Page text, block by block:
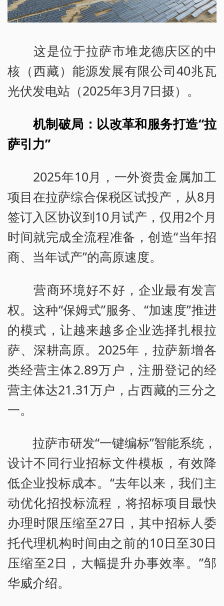
这是位于拉萨市堆龙德庆区的中
核（西藏）能源发展有限公司40兆瓦
光伏发电站（2025年3月7日摄）。
机制破局：以改革和服务打造“拉
萨引力”
2025年10月，一外资贵金属加工
项目在拉萨综合保税区试投产，从8月
签订入区协议到10月试产，仅用2个月
时间就完成全流程准备，创造“当年招
商、当年试产”的高原速度。
营商环境好不好，企业最有发言
权。这种“保姆式”服务、“加速度”推进
的模式，让越来越多企业选择扎根拉
萨、深耕高原。2025年，拉萨新增各
类经营主体2.89万户，注册登记的经
营主体达21.31万户，占西藏的三分之
一。
拉萨市研发“一键编标”智能系统，
设计不同行业招标文件模板，有效降
低企业投标成本。“去年以来，我们主
动优化招投标流程，将招标项目最快
办理时限压缩至27日，其中招标人委
托代理机构时间由之前的10日至30日
压缩至2日，大幅提升办事效率。”邹
华威介绍。